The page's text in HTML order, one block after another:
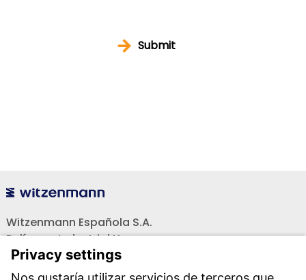
Submit
Witzenmann Española S.A.
Polígono Industrial Henares
C/. Livorno s/n
19004 Guadalajara